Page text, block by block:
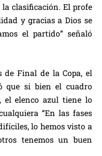
clasificación. El profe
y gracias a Dios se
el partido” señaló
de Final de la Copa, el
que si bien el cuadro
el elenco azul tiene lo
“En las fases
lo hemos visto a
tenemos un buen